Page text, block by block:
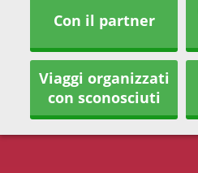
Con il partner
Viaggi organizzati
con sconosciuti